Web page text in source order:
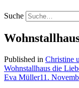
Suche
Published in Christine
Wohnstallhaus die
Eva Müller11.